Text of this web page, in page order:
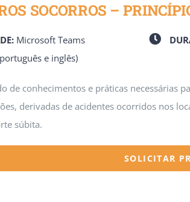
SOCORROS –
Microsoft Teams
e inglês)
de conhecimentos e práticas necessárias
derivadas de acidentes ocorridos nos
súbita.
SOLICITAR